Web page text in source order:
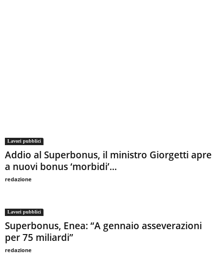
Lavori pubblici
Addio al Superbonus, il ministro Giorgetti apre
a nuovi bonus ‘morbidi’...
redazione
Lavori pubblici
Superbonus, Enea: “A gennaio asseverazioni
per 75 miliardi”
redazione